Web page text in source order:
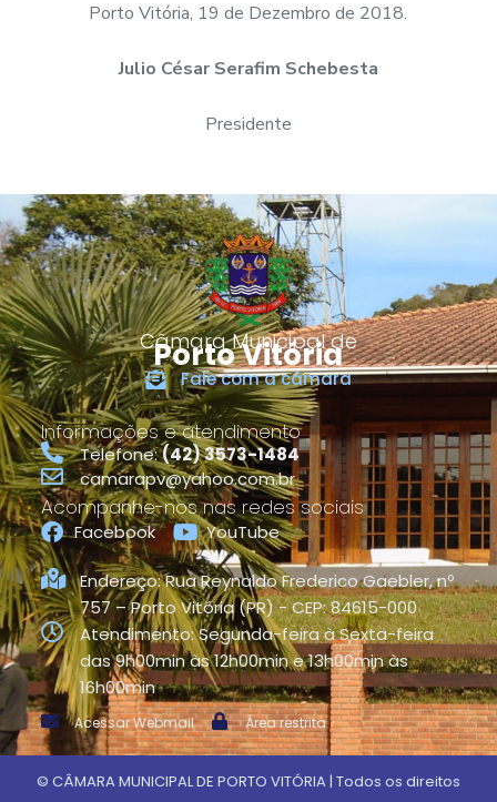
Porto Vitória, 19 de Dezembro de 2018.
Julio César Serafim Schebesta
Presidente
Câmara Municipal de
Porto Vitória
Fale com a câmara
Informações e atendimento
Telefone:(42) 3573-1484
camarapv@yahoo.com.br
Acompanhe-nos nas redes sociais
Facebook YouTube
Endereço: Rua Reynaldo Frederico Gaebler, nº
757 – Porto Vitória (PR) - CEP: 84615-000
Atendimento: Segunda-feira à Sexta-feira
das 9h00min às 12h00min e 13h00min às
16h00min
Acessar Webmail Área restrita
© CÂMARA MUNICIPAL DE PORTO VITÓRIA| Todos os direitos